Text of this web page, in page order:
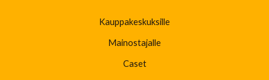
Kauppakeskuksille
Mainostajalle
Caset